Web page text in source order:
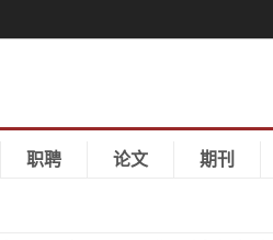
职聘 论文 期刊